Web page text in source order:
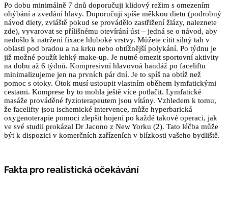
Po dobu minimálně 7 dnů doporučuji klidový režim s omezením
ohýbání a zvedání hlavy. Doporučuji spíše měkkou dietu (podrobný
návod diety, zvláště pokud se provádělo zastřižení žlázy, naleznete
zde), vyvarovat se přílišnému otevírání úst – jedná se o návod, aby
nedošlo k natržení fixace hluboké vrstvy. Můžete cítit silný tah v
oblasti pod bradou a na krku nebo obtížnější polykání. Po týdnu je
již možné použít lehký make-up. Je nutné omezit sportovní aktivity
na dobu až 6 týdnů. Kompresivní hlavovoá bandáž po faceliftu
minimalizujeme jen na prvních pár dní. Je to spíš na obtíž než
pomoc s otoky. Otok musí ustoupit vlastním oběhem lymfatickými
cestami. Komprese by to mohla ještě více potlačit. Lymfatické
masáže prováděné fyzioterapeutem jsou vítány. Vzhledem k tomu,
že facelifty jsou ischemické intervence, může hyperbarická
oxygenoterapie pomoci zlepšit hojení po každé takové operaci, jak
ve své studii prokázal Dr Jacono z New Yorku (2). Tato léčba může
být k dispozici v komerčních zařízeních v blízkosti vašeho bydliště.
Fakta pro realistická očekávání